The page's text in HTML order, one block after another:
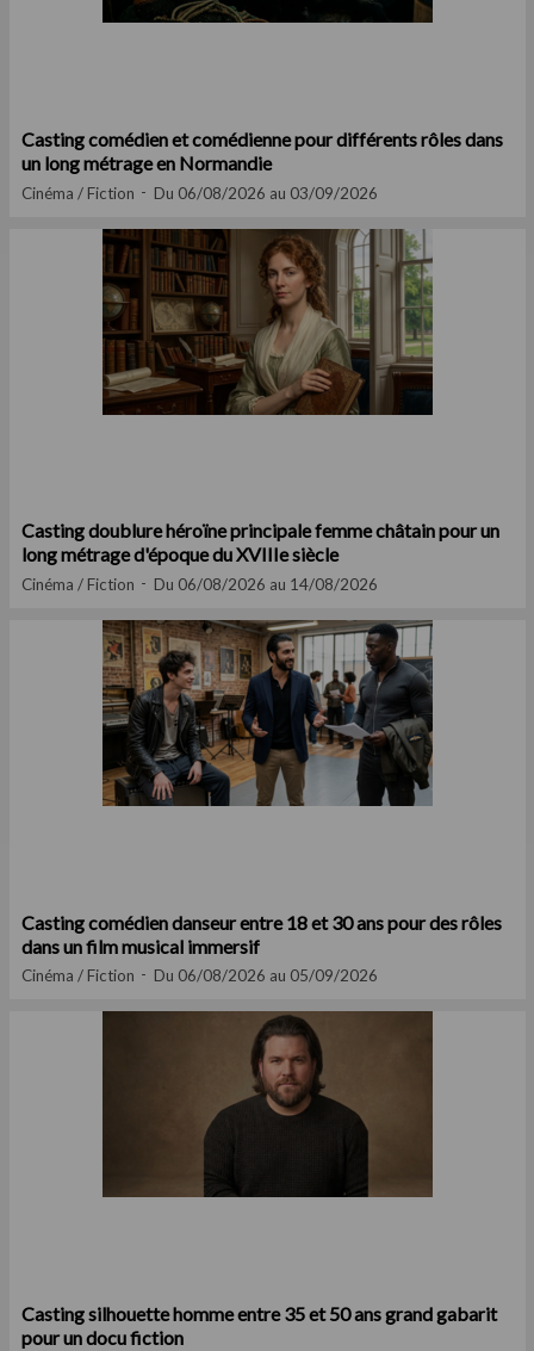
Casting comédien et comédienne pour différents rôles dans
un long métrage en Normandie
Cinéma / Fiction Du 06/08/2026 au 03/09/2026
Casting doublure héroïne principale femme châtain pour un
long métrage d'époque du XVIIIe siècle
Cinéma / Fiction Du 06/08/2026 au 14/08/2026
Casting comédien danseur entre 18 et 30 ans pour des rôles
dans un film musical immersif
Cinéma / Fiction Du 06/08/2026 au 05/09/2026
Casting silhouette homme entre 35 et 50 ans grand gabarit
pour un docu fiction